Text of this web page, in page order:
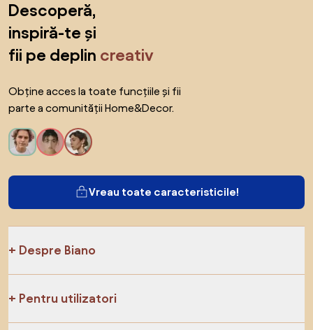
Descoperă,
inspiră-te și
fii pe deplin creativ
Obține acces la toate funcțiile și fii
parte a comunității Home&Decor.
Vreau toate caracteristicile!
Despre Biano
Pentru utilizatori